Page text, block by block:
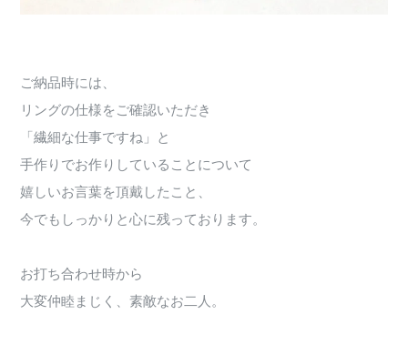
ご納品時には、
リングの仕様をご確認いただき
「繊細な仕事ですね」と
手作りでお作りしていることについて
嬉しいお言葉を頂戴したこと、
今でもしっかりと心に残っております。
お打ち合わせ時から
大変仲睦まじく、素敵なお二人。